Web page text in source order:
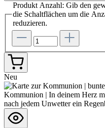
Produkt Anzahl: Gib den
die Schaltflächen um die
reduzieren.
Neu